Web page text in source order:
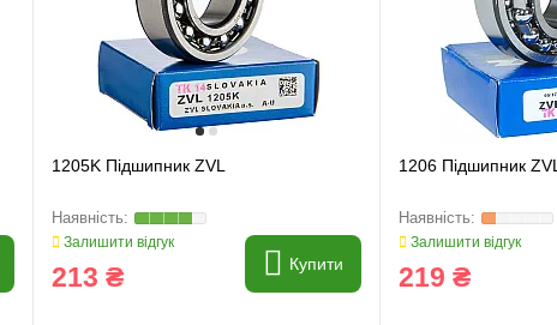
1205K Підшипник ZVL
Залишити відгук
213 ₴ Купити
1206 Підшипник ZVL
Залишити відгук
219 ₴